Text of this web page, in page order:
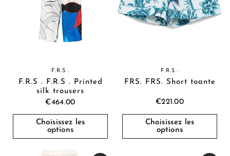
F.R.S .
F.R.S . F.R.S . Printed
silk trousers
€464.00
Choisissez les
options
F.R.S .
FRS. FRS. Short toante
€221.00
Choisissez les
options